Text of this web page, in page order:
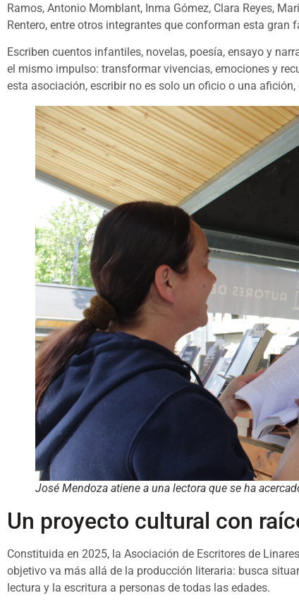
Ramos, Antonio Momblant, Inma Gómez, Clara Reyes,
Rentero, entre otros integrantes que conforman esta gran
Escriben cuentos infantiles, novelas, poesía, ensayo y
el mismo impulso: transformar vivencias, emociones y
esta asociación, escribir no es solo un oficio o una
José Mendoza atiene a una lectora que se ha
Un proyecto cultural con
Constituida en 2025, la Asociación de Escritores de
objetivo va más allá de la producción literaria: busca
lectura y la escritura a personas de todas las edades.